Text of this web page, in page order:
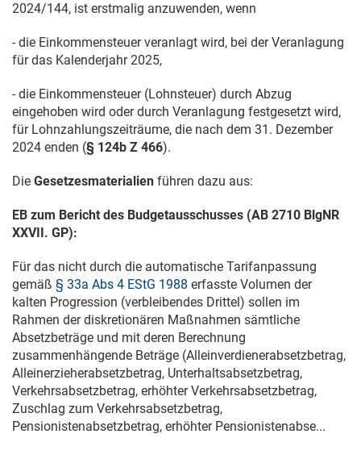
2024/144, ist erstmalig anzuwenden, wenn
- die Einkommensteuer veranlagt wird, bei der Veranlagung
für das Kalenderjahr 2025,
- die Einkommensteuer (Lohnsteuer) durch Abzug
eingehoben wird oder durch Veranlagung festgesetzt wird,
für Lohnzahlungszeiträume, die nach dem 31. Dezember
2024 enden (§ 124b Z 466).
Die Gesetzesmaterialien führen dazu aus:
EB zum Bericht des Budgetausschusses (AB 2710 BlgNR
XXVII. GP):
Für das nicht durch die automatische Tarifanpassung
gemäß § 33a Abs 4 EStG 1988 erfasste Volumen der
kalten Progression (verbleibendes Drittel) sollen im
Rahmen der diskretionären Maßnahmen sämtliche
Absetzbeträge und mit deren Berechnung
zusammenhängende Beträge (Alleinverdienerabsetzbetrag,
Alleinerzieherabsetzbetrag, Unterhaltsabsetzbetrag,
Verkehrsabsetzbetrag, erhöhter Verkehrsabsetzbetrag,
Zuschlag zum Verkehrsabsetzbetrag,
Pensionistenabsetzbetrag, erhöhter Pensionistenabse...